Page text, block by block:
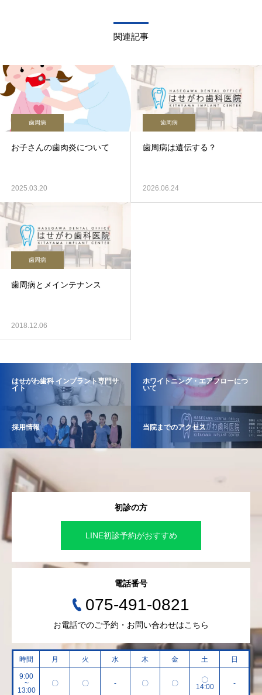
関連記事
歯周病
お子さんの歯肉炎について
2025.03.20
歯周病
歯周病は遺伝する？
2026.06.24
歯周病
歯周病とメインテナンス
2018.12.06
はせがわ歯科 インプラント専門サ
イト
ホワイトニング・エアフローにつ
いて
採用情報 当院までのアクセス
初診の方
LINE初診予約がおすすめ
電話番号
075-491-0821
お電話でのご予約・お問い合わせはこちら
時間 月 火 水 木 金 土 日
9:00
~
13:00
〇 〇 - 〇 〇
〇
14:00
-